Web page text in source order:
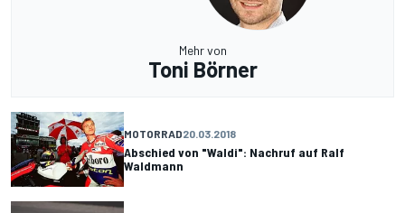
Mehr von
Toni Börner
MOTORRAD20.03.2018
Abschied von "Waldi": Nachruf auf Ralf
Waldmann